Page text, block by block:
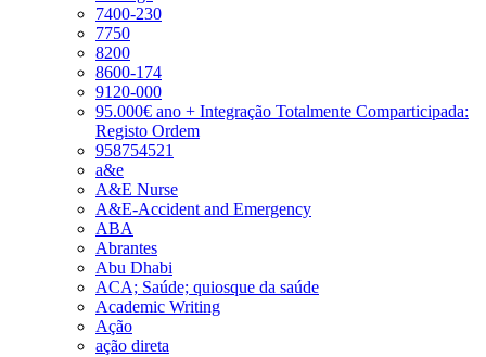
7400-230
7750
8200
8600-174
9120-000
95.000€ ano + Integração Totalmente Comparticipada:
Registo Ordem
958754521
a&e
A&E Nurse
A&E-Accident and Emergency
ABA
Abrantes
Abu Dhabi
ACA; Saúde; quiosque da saúde
Academic Writing
Ação
ação direta